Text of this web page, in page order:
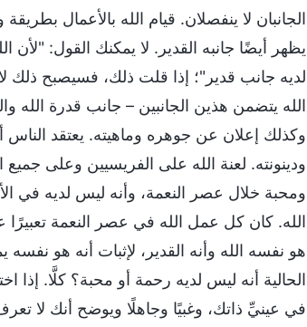
الجانبان لا ينفصلان. قيام الله بالأعمال
يظهر أيضًا جانبه القدير. لا يمكنك القول:
لديه جانب قدير"؛ إذا قلت ذلك، فسيصبح ذلك
الله يتضمن هذين الجانبين – جانب قدرة الله
وكذلك إعلان عن جوهره وماهيته. يعتقد
ودينونته. لعنة الله على الفريسيين وعلى
ومحبة خلال عصر النعمة، وأنه ليس لديه في
الله. كان كل عمل الله في عصر النعمة
هو نفسه الله وأنه القدير، لإثبات أنه هو
الحالية أنه ليس لديه رحمة أو محبة؟ كلَّا.
في عينيِّ ذاتك، وغبيًا وجاهلًا ويوضح أنك لا